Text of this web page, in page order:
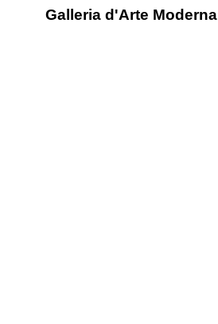
Galleria d'Arte Moderna